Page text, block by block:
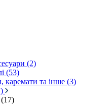
(2)
(53)
каремати та інше (3)
(17)